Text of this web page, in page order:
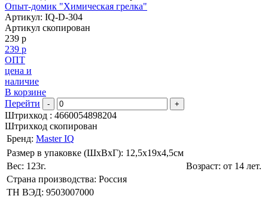
Опыт-домик "Химическая грелка"
Артикул: IQ-D-304
Артикул скопирован
239 р
239 р
ОПТ
цена и
наличие
В корзине
Перейти
- +
Штрихкод : 4660054898204
Штрихкод скопирован
Бренд: Master IQ
Размер в упаковке (ШхВxГ): 12,5х19х4,5cм
Вес: 123г.
Возраст: от 14 лет.
Страна производства: Россия
ТН ВЭД: 9503007000